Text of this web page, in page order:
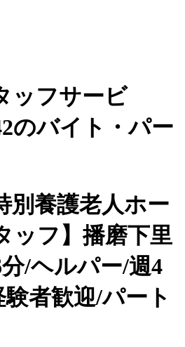
ッフサービ
のバイト・パー
別養護老人ホー
ッフ】播磨下里
/ヘルパー/週4
験者歓迎/パート